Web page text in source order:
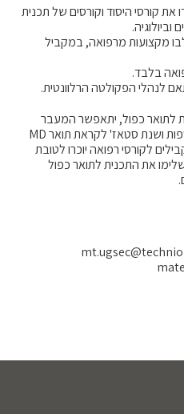
קורסי היסוד וקורסים של תכנית
5 ועד סמסטר 8 ישולבו מקצועות מרפואה, במקביל
לנהלי הפקולטה הרלוונטית.
לתואר כפול, יתאפשר המעבר
לחטיבה הקלינית למשך 3 שנים נוספות ושנת סטאז' לקראת תואר MD
לקורסי רפואה יוכרו לטובת
את התכנית לתואר כפול